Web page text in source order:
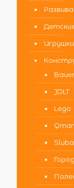
Bauer
JDLT
Lego
Qman